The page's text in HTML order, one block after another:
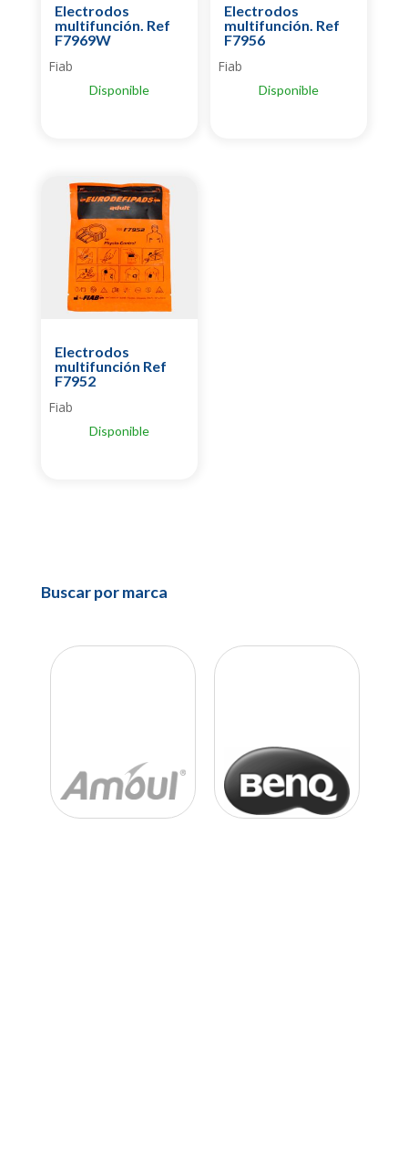
Electrodos
multifunción. Ref
F7969W
Fiab
Disponible
Electrodos
multifunción. Ref
F7956
Fiab
Disponible
Electrodos
multifunción Ref
F7952
Fiab
Disponible
Buscar por marca